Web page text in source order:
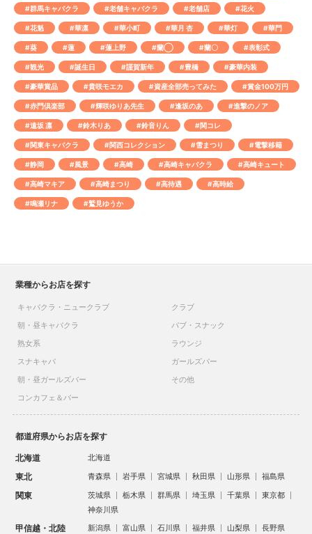
#群馬キャバクラ #老舗キャバクラ #老舗店 #花火
#花魁 #華凛 #華小町 #華月 杏 #華灯 #華門
#葵 #蓮 #蓮上野 #蘭◯ #蘭〇 #表彰式
#観光 #誕生日 #謹賀新年 #豊橋 #豪華内装
#豪華賞品 #貴咲モエカ #資産全部売ってみた #賞金100万円
#赤門倶楽部 #輝咲ゆりあ先生 #逢坂のあ #進撃のノア
#遠坂 凛 #鈴木りあ #鈴音りん #関コレ
#関東キャバクラ #関西コレクション #雪まつり #電撃移籍
#静岡 #風景 #高崎 #高崎キャバクラ #高崎キュート
#高崎マキア #高崎まつり #高待遇 #高時給
#鳴瀬リナ #鷲見ゆうか
業種からお店を探す
キャバクラ・ニュークラブ
クラブ
朝・昼キャバクラ
パブ・スナック
熟女系
ラウンジ
スナキャバ
ガールズバー
朝・昼ガールズバー
その他
コンカフェ＆バー
都道府県からお店を探す
北海道 北海道
東北 青森県 岩手県 宮城県 秋田県 山形県 福島県
関東 茨城県 栃木県 群馬県 埼玉県 千葉県
東京都
神奈川県
甲信越・北陸 新潟県 富山県 石川県 福井県 山梨県 長野県